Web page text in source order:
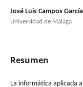
José Luis Campos García
Universidad de Málaga
Resumen
La informática aplicada